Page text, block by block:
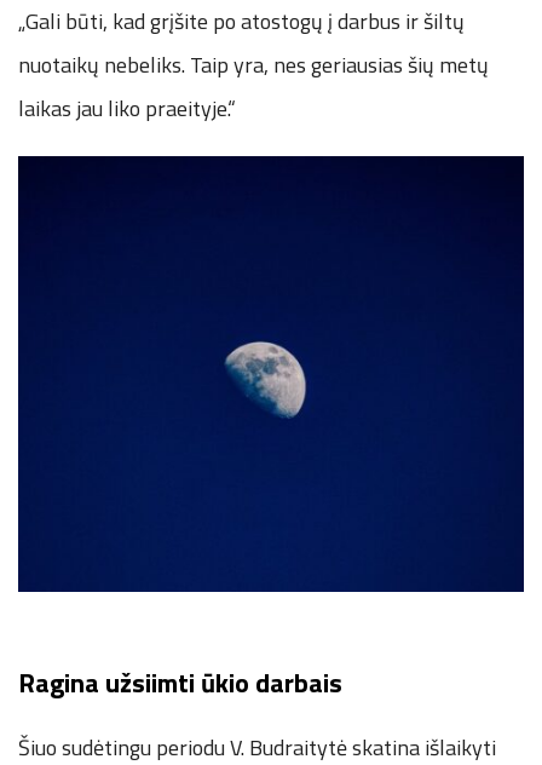
„Gali būti, kad grįšite po atostogų į darbus ir šiltų
nuotaikų nebeliks. Taip yra, nes geriausias šių metų
laikas jau liko praeityje.“
Ragina užsiimti ūkio darbais
Šiuo sudėtingu periodu V. Budraitytė skatina išlaikyti